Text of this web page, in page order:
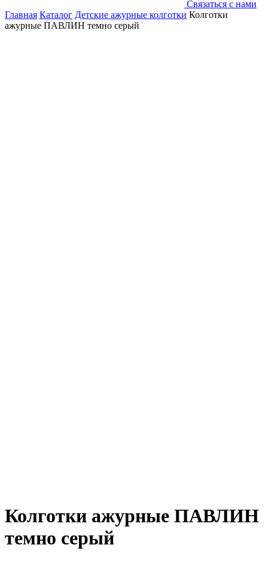
Связаться с нами
Главная Каталог Детские ажурные колготки Колготки
ажурные ПАВЛИН темно серый
Колготки ажурные ПАВЛИН
темно серый